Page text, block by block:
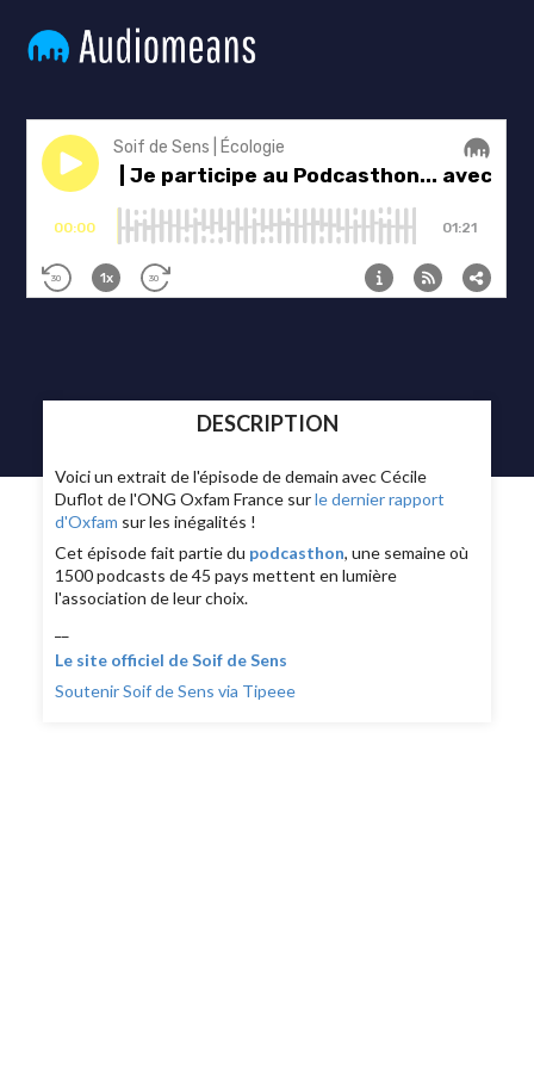
DESCRIPTION
Voici un extrait de l'épisode de demain avec Cécile
Duflot de l'ONG Oxfam France surle dernier rapport
d'Oxfam sur les inégalités !
Cet épisode fait partie du podcasthon, une semaine où
1500 podcasts de 45 pays mettent en lumière
l'association de leur choix.
Le site officiel de Soif de Sens
Soutenir Soif de Sens via Tipeee